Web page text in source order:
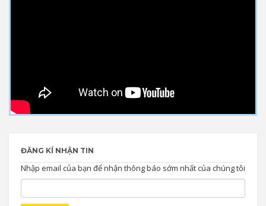
ĐĂNG KÍ NHẬN TIN
Nhập email của bạn để nhận thông báo sớm nhất của chúng tôi